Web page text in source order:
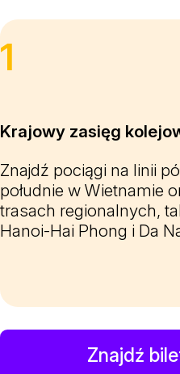
1
Krajowy zasięg
Znajdź pociągi na linii
południe w Wietnamie
trasach regionalnych,
Hanoi-Hai Phong i Da
Znajdź